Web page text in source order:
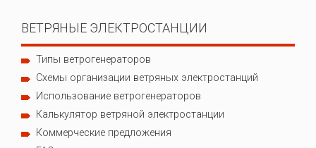
ВЕТРЯНЫЕ ЭЛЕКТРОСТАНЦИИ
Типы ветрогенераторов
Схемы организации ветряных электростанций
Использование ветрогенераторов
Калькулятор ветряной электростанции
Коммерческие предложения